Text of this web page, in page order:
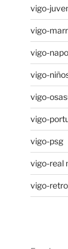
vigo-
vigo-
vigo-
vigo-
vigo-
vigo-
vigo-psg
vigo-real
vigo-retro